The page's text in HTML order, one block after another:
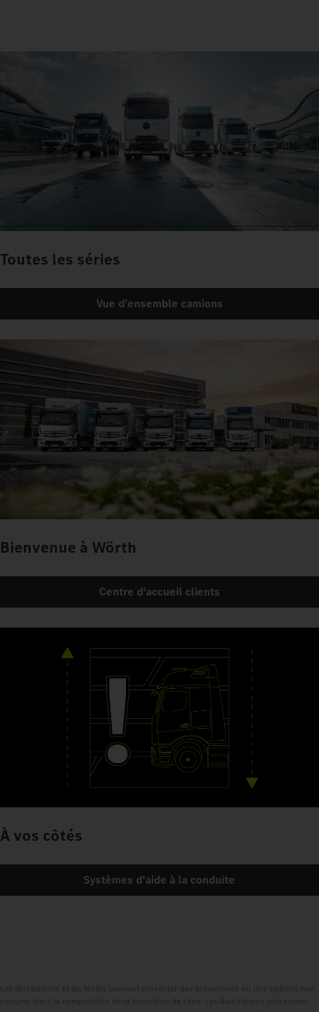
Toutes les séries
Vue d'ensemble camions
Bienvenue à Wörth
Centre d'accueil clients
À vos côtés
Systèmes d'aide à la conduite